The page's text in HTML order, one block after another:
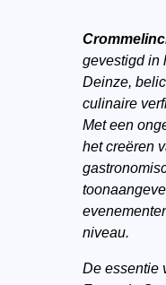
gevestigd in
Deinze,
culinaire
Met een
het creëren
niveau.
De essentie